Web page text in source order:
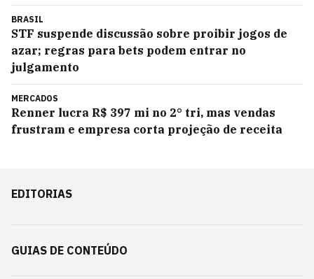
BRASIL
STF suspende discussão sobre proibir jogos de
azar; regras para bets podem entrar no
julgamento
MERCADOS
Renner lucra R$ 397 mi no 2° tri, mas vendas
frustram e empresa corta projeção de receita
EDITORIAS
GUIAS DE CONTEÚDO